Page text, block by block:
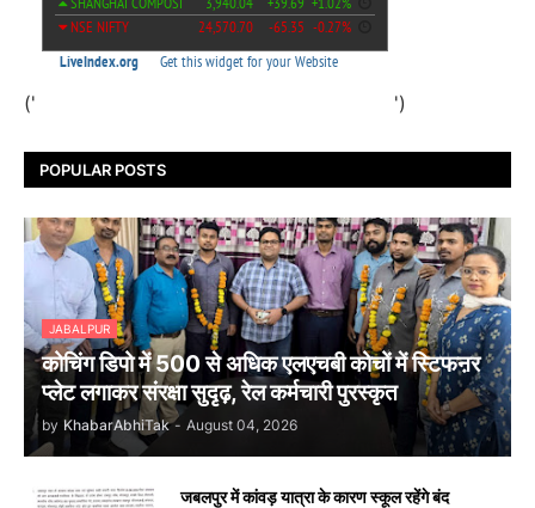
(' ')
POPULAR POSTS
JABALPUR
कोचिंग डिपो में 500 से अधिक एलएचबी कोचों में स्टिफऩर
प्लेट लगाकर संरक्षा सुदृढ़, रेल कर्मचारी पुरस्कृत
by KhabarAbhiTak - August 04, 2026
जबलपुर में कांवड़ यात्रा के कारण स्कूल रहेंगे बंद